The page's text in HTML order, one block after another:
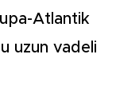
Atlantik
uzun vadeli